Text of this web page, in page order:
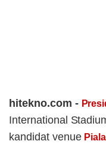
hitekno.com -
International
kandidat venue